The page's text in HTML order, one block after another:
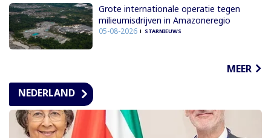
Grote internationale operatie tegen
milieumisdrijven in Amazoneregio
05-08-2026 STARNIEUWS
MEER
NEDERLAND